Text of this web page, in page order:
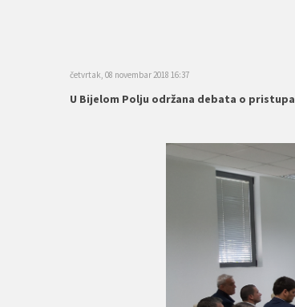
četvrtak, 08 novembar 2018 16:37
U Bijelom Polju održana debata o